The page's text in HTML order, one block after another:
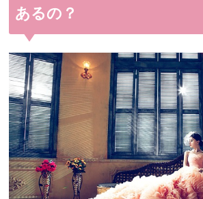
あるの？